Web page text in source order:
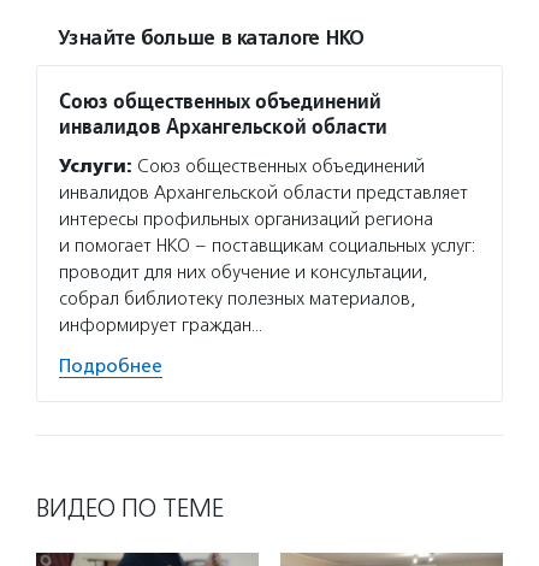
Узнайте больше в каталоге НКО
Союз общественных объединений
инвалидов Архангельской области
Услуги: Союз общественных объединений
инвалидов Архангельской области представляет
интересы профильных организаций региона
и помогает НКО – поставщикам социальных услуг:
проводит для них обучение и консультации,
собрал библиотеку полезных материалов,
информирует граждан…
Подробнее
ВИДЕО ПО ТЕМЕ